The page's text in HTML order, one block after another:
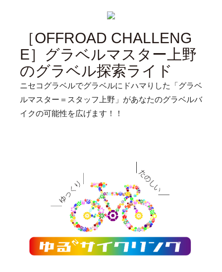
［OFFROAD CHALLENG
E］グラベルマスター上野
のグラベル探索ライド
ニセコグラベルでグラベルにドハマりした「グラベ
ルマスター＝スタッフ上野」があなたのグラベルバ
イクの可能性を広げます！！